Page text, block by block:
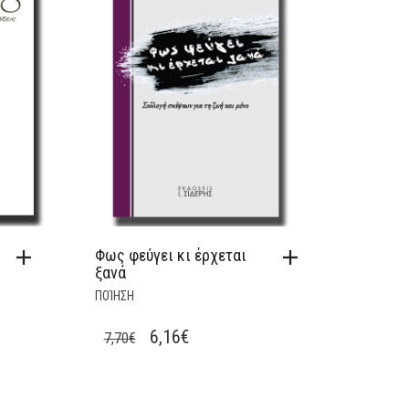
Φως φεύγει κι έρχεται
ξανά
ΠΟΊΗΣΗ
7,70€
ORIGINAL
6,16€CURRENT